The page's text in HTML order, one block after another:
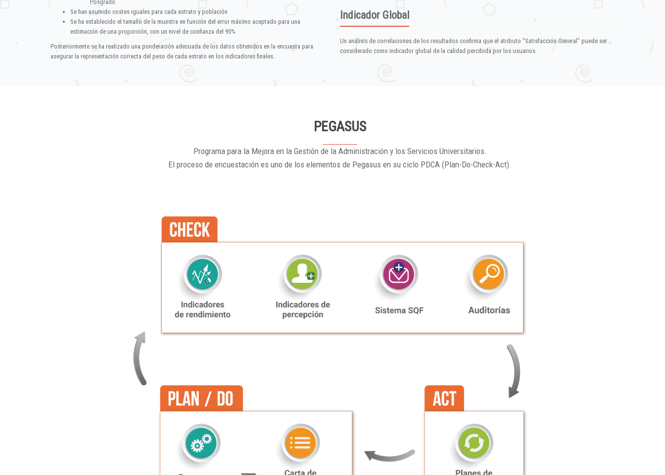
Posgrado
Se han asumido costes iguales para cada estrato y población
Se ha establecido el tamaño de la muestra en función del error máximo aceptado para una
estimación de una proporción, con un nivel de confianza del 95%
Posteriormente se ha realizado una ponderación adecuada de los datos obtenidos en la encuesta para
asegurar la representación correcta del peso de cada estrato en los indicadores finales.
Indicador Global
Un análisis de correlaciones de los resultados confirma que el atributo "Satisfacción General" puede ser
considerado como indicador global de la calidad percibida por los usuarios.
PEGASUS
Programa para la Mejora en la Gestión de la Administración y los Servicios Universitarios.
El proceso de encuestación es uno de los elementos de Pegasus en su ciclo PDCA (Plan-Do-Check-Act).